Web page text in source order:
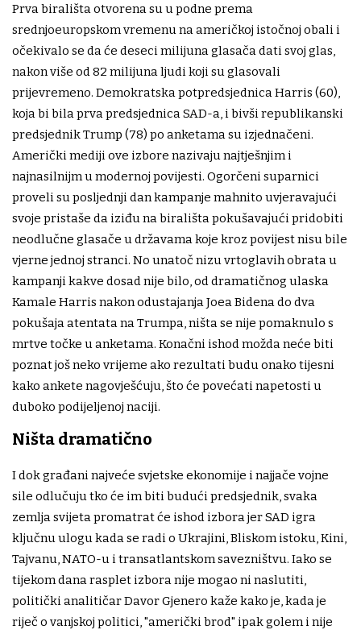
Prva birališta otvorena su u podne prema
srednjoeuropskom vremenu na američkoj istočnoj obali i
očekivalo se da će deseci milijuna glasača dati svoj glas,
nakon više od 82 milijuna ljudi koji su glasovali
prijevremeno. Demokratska potpredsjednica Harris (60),
koja bi bila prva predsjednica SAD-a, i bivši republikanski
predsjednik Trump (78) po anketama su izjednačeni.
Američki mediji ove izbore nazivaju najtješnjim i
najnasilnijm u modernoj povijesti. Ogorčeni suparnici
proveli su posljednji dan kampanje mahnito uvjeravajući
svoje pristaše da iziđu na birališta pokušavajući pridobiti
neodlučne glasače u državama koje kroz povijest nisu bile
vjerne jednoj stranci. No unatoč nizu vrtoglavih obrata u
kampanji kakve dosad nije bilo, od dramatičnog ulaska
Kamale Harris nakon odustajanja Joea Bidena do dva
pokušaja atentata na Trumpa, ništa se nije pomaknulo s
mrtve točke u anketama. Konačni ishod možda neće biti
poznat još neko vrijeme ako rezultati budu onako tijesni
kako ankete nagovješćuju, što će povećati napetosti u
duboko podijeljenoj naciji.
Ništa dramatično
I dok građani najveće svjetske ekonomije i najjače vojne
sile odlučuju tko će im biti budući predsjednik, svaka
zemlja svijeta promatrat će ishod izbora jer SAD igra
ključnu ulogu kada se radi o Ukrajini, Bliskom istoku, Kini,
Tajvanu, NATO-u i transatlantskom savezništvu. Iako se
tijekom dana rasplet izbora nije mogao ni naslutiti,
politički analitičar Davor Gjenero kaže kako je, kada je
riječ o vanjskoj politici, "američki brod" ipak golem i nije